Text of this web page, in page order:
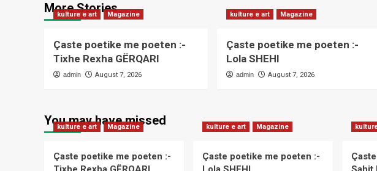
More Stories
kulture e art Magazine
Çaste poetike me poeten :-
Tixhe Rexha GËRQARI
admin August 7, 2026
kulture e art Magazine
Çaste poetike me poeten :-
Lola SHEHI
admin August 7, 2026
You may have missed
kulture e art Magazine
Çaste poetike me poeten :-
kulture e art Magazine
Çaste poetike me poeten :-